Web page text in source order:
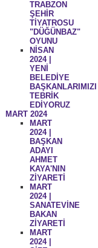
TRABZON
ŞEHİR
TİYATROSU
"DÜĞÜNBAZ"
OYUNU
NİSAN
2024 |
YENİ
BELEDİYE
BAŞKANLARIMIZI
TEBRİK
EDİYORUZ
MART 2024
MART
2024 |
BAŞKAN
ADAYI
AHMET
KAYA'NIN
ZİYARETİ
MART
2024 |
SANATEVİNE
BAKAN
ZİYARETİ
MART
2024 |